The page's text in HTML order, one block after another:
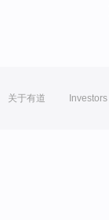
关于有道 Investors